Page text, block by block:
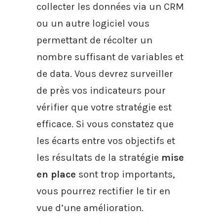
collecter les données via un CRM
ou un autre logiciel vous
permettant de récolter un
nombre suffisant de variables et
de data. Vous devrez surveiller
de près vos indicateurs pour
vérifier que votre stratégie est
efficace. Si vous constatez que
les écarts entre vos objectifs et
les résultats de la stratégie mise
en place sont trop importants,
vous pourrez rectifier le tir en
vue d’une amélioration.